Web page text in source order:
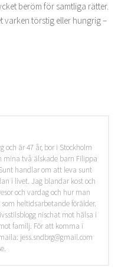
beröm för samtliga rätter.
varken törstig eller hungrig –
och är 47 år, bor i Stockholm
mina två älskade barn Filippa
handlar om att leva sunt
i livet. Jag blandar kost och
och vardag och hur man
heltidsarbetande förälder.
nischat mot hälsa i
familj. För att komma i
jess.sndbrg@gmail.com